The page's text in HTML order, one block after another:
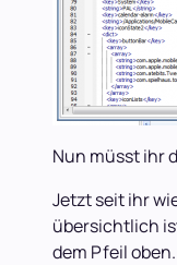
Nun müsst ihr
Jetzt seit ihr
übersichtlich
dem Pfeil